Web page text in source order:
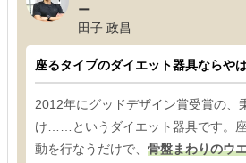
ー
田子 政昌
座るタイプのダイエット器具ならや
2012年にグッドデザイン賞受賞の、
け……というダイエット器具です。
動を行なうだけで、 骨盤まわりのウ